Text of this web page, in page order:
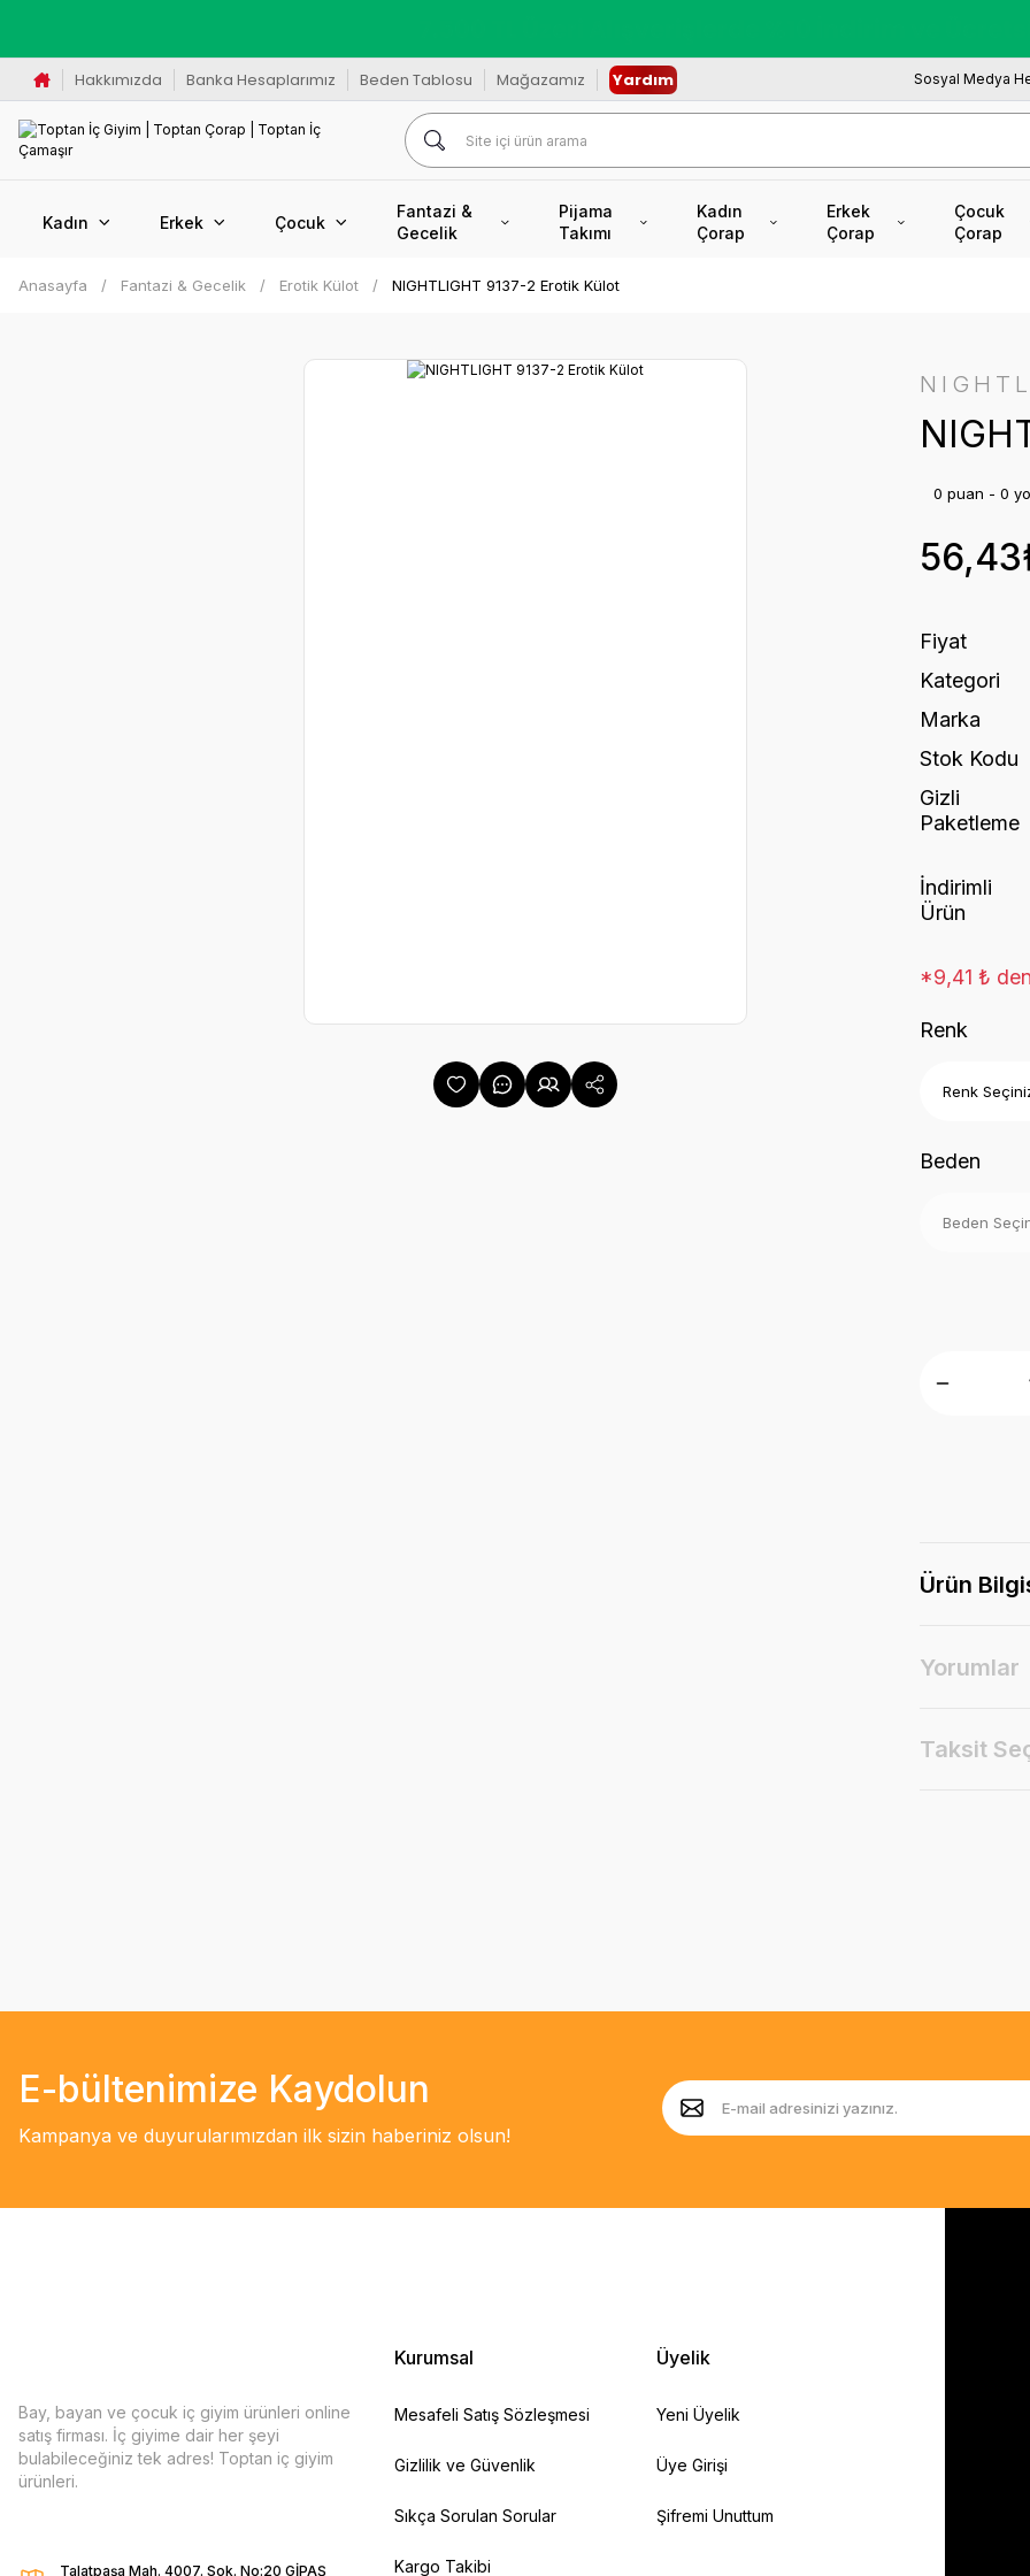
Hakkımızda Banka Hesaplarımız Beden Tablosu Mağazamız Yardım Sosyal Medya
Kadın Erkek Çocuk
Fantazi &
Gecelik
Pijama
Takımı
Kadın
Çorap
Erkek
Çorap
Çocuk
Çorap
Anasayfa Fantazi & Gecelik Erotik Külot NIGHTLIGHT 9137-2 Erotik Külot
0 puan - 0
Fiyat
Kategori
Marka
Stok Kodu
Gizli
Paketleme
İndirimli
Ürün
*9,41 ₺
Renk
Beden
Ürün
Yorumlar
Taksit
E-bültenimize Kaydolun
Kampanya ve duyurularımızdan ilk sizin haberiniz olsun!
Bay, bayan ve çocuk iç giyim ürünleri online
satış firması. İç giyime dair her şeyi
bulabileceğiniz tek adres! Toptan iç giyim
ürünleri.
Talatpaşa Mah. 4007. Sok. No:20 GİPAŞ
Kurumsal
Mesafeli Satış Sözleşmesi
Gizlilik ve Güvenlik
Sıkça Sorulan Sorular
Kargo Takibi
Üyelik
Yeni Üyelik
Üye Girişi
Şifremi Unuttum